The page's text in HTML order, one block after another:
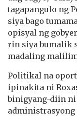
tagapangulo ng
siya bago
opisyal ng
rin siya bumalik
madaling
Politikal na
ipinakita ni
binigyang-diin ni
administrasyong